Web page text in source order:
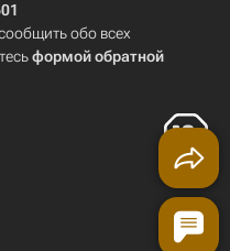
обо всех
формой обратной